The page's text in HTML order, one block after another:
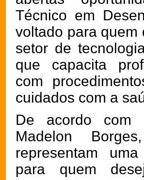
Técnico em
voltado para quem
setor de
que capacita
com
cuidados com a
De acordo com
Madelon
representam
para quem